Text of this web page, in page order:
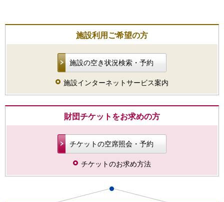
施設利用ご希望の方
施設の空き状況検索・予約
施設インターネットサービス案内
財団チケットをお求めの方
チケットの空席照会・予約
チケットのお求め方法